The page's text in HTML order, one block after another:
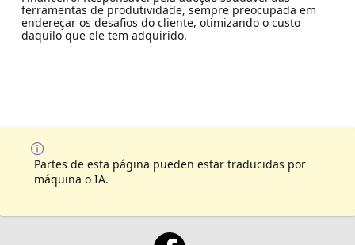
ferramentas de produtividade, sempre preocupada em
endereçar os desafios do cliente, otimizando o custo
daquilo que ele tem adquirido.
Partes de esta página pueden estar traducidas por
máquina o IA.